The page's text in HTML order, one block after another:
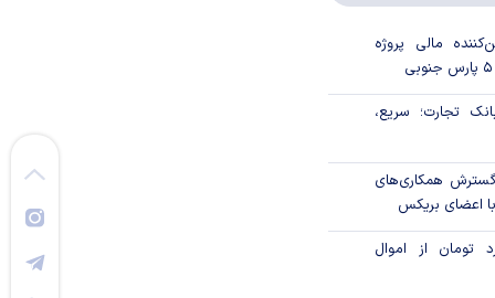
مالی پروژه
تجارت؛ سریع،
گسترش همکاری‌های
اعضای بریکس
میلیارد تومان از اموال